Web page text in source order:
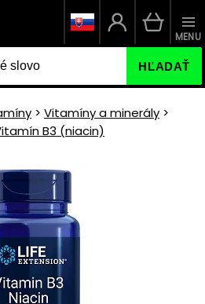
HĽADAŤ
MENU
Vitamíny a minerály
B3 (niacin)